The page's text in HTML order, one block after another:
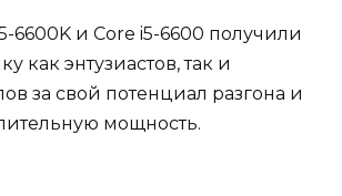
6600K и Core i5-6600 получили
как энтузиастов, так и
за свой потенциал разгона и
мощность.